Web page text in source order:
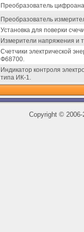
Преобразователь
Преобразователь
Установка для поверки
Измерители напряжения и
Счетчики электрической
Ф68700.
Индикатор контроля
типа ИК-1.
Copyright ©